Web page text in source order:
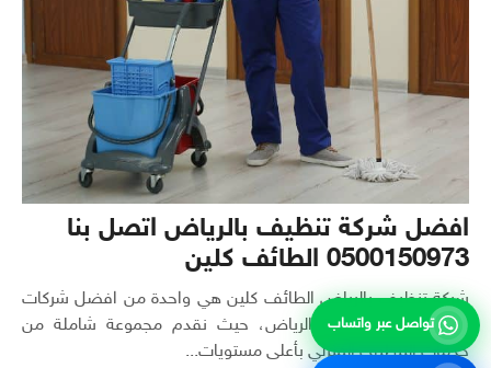
افضل شركة تنظيف بالرياض اتصل بنا
0500150973 الطائف كلين
شركة تنظيف بالرياض الطائف كلين هي واحدة من افضل شركات
التنظيف في منطقة الرياض، حيث نقدم مجموعة شاملة من
خدمات التنظيف المنزلي بأعلى مستويات...
تواصل عبر واتساب